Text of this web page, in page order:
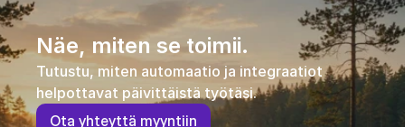
Näe, miten se toimii.
Tutustu, miten automaatio ja integraatiot
helpottavat päivittäistä työtäsi.
Ota yhteyttä myyntiin